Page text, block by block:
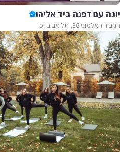
יוגה עם דפנה ביד אליהו
הגיבור האלמוני 36, תל אביב-יפו